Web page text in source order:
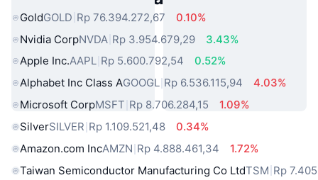
GoldGOLD Rp 76.394.272,67
0.10%
Nvidia CorpNVDA Rp 3.954.679,29
3.43%
Apple Inc.AAPL Rp 5.600.792,54
0.52%
Alphabet Inc Class AGOOGL Rp 6.536.115,94
4.03%
Microsoft CorpMSFT Rp 8.706.284,15
1.09%
SilverSILVER Rp 1.109.521,48
0.34%
Amazon.com IncAMZN Rp 4.888.461,34
1.72%
Taiwan Semiconductor Manufacturing Co LtdTSM Rp